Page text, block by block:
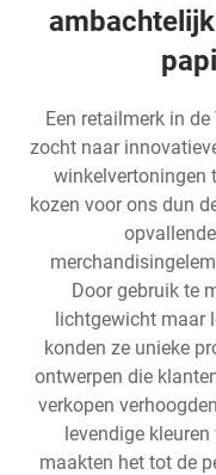
Een retailmerk in
zocht naar
winkelvertoningen
kozen voor ons dun
Door gebruik te
lichtgewicht maar
konden ze unieke
ontwerpen die
verkopen
levendige
maakten het tot de